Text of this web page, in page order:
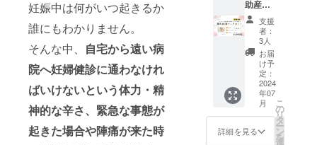
妊娠中は何がいつ起きるか
誰にもわかりません。
そんな中、 自宅から遠い病
院へ妊婦健診に通わなけれ
ばいけないという体力・精
神的な辛さ、緊急な事態が
起きた場合や陣痛が来た時
提供し
たかり
んとう
をぜひ
一度ご
賞味く
ださ
い。 ●
かりん
とう
＋お礼
メール
●メール
アドレ
ス・お
届け先
をご記
載くだ
さい
ル 留
金 ：
ロジウ
ムメッ
キ マ
グネッ
ト式 ※
アフ
ターケ
アとし
て糸替
え等承
【内容
量】70g
／袋 5
種類
各1袋ず
つ オレ
ンジに
んじ
ん、赤
にんじ
ん、黄
にんじ
助産院
が提携
してい
る企業
の離乳
食10
パック
セット
＋お礼
のメー
ル【限
定10
個】 野
支援
者：
3人
お届
け予
定：
2024
年07
月
詳細を見る
こ
の
リ
タ
ー
ン
を